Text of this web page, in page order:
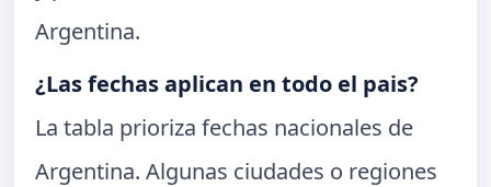
Argentina.
¿Las fechas aplican en todo el pais?
La tabla prioriza fechas nacionales de
Argentina. Algunas ciudades o regiones